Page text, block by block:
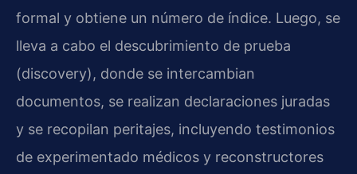
formal y obtiene un número de índice. Luego, se
lleva a cabo el descubrimiento de prueba
(discovery), donde se intercambian
documentos, se realizan declaraciones juradas
y se recopilan peritajes, incluyendo testimonios
de experimentado médicos y reconstructores